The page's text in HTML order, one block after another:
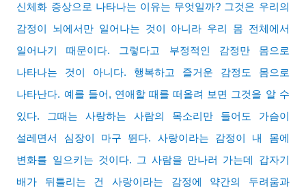
신체화 증상으로 나타나는 이유는 무엇일까? 그것은 우리의
감정이 뇌에서만 일어나는 것이 아니라 우리 몸 전체에서
일어나기 때문이다. 그렇다고 부정적인 감정만 몸으로
나타나는 것이 아니다. 행복하고 즐거운 감정도 몸으로
나타난다. 예를 들어 , 연애할 때를 떠올려 보면 그것을 알 수
있다.
그때는 사랑하는 사람의 목소리만 들어도 가슴이
설레면서 심장이 마구 뛴다. 사랑이라는 감정이 내 몸에
변화를 일으키는 것이다.
그 사람을 만나러 가는데 갑자기
배가 뒤틀리는 건 사랑이라는 감정에 약간의 두려움과